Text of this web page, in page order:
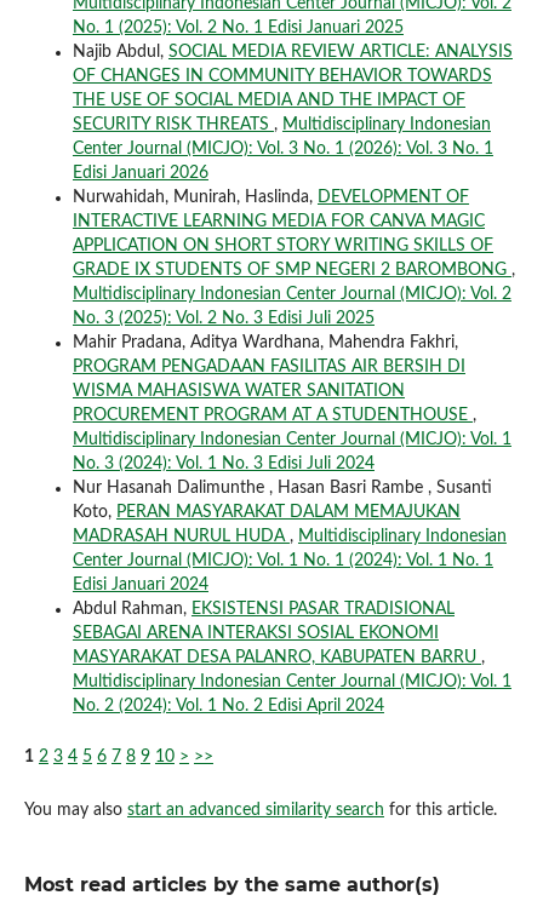
No. 1 (2025): Vol. 2 No. 1 Edisi Januari 2025
Najib Abdul, SOCIAL MEDIA REVIEW ARTICLE: ANALYSIS
OF CHANGES IN COMMUNITY BEHAVIOR TOWARDS
THE USE OF SOCIAL MEDIA AND THE IMPACT OF
SECURITY RISK THREATS , Multidisciplinary Indonesian
Center Journal (MICJO): Vol. 3 No. 1 (2026): Vol. 3 No. 1
Edisi Januari 2026
Nurwahidah, Munirah, Haslinda,
DEVELOPMENT OF
INTERACTIVE LEARNING MEDIA FOR CANVA MAGIC
APPLICATION ON SHORT STORY WRITING SKILLS OF
GRADE IX STUDENTS OF SMP NEGERI 2 BAROMBONG ,
Multidisciplinary Indonesian Center Journal (MICJO): Vol. 2
No. 3 (2025): Vol. 2 No. 3 Edisi Juli 2025
Mahir Pradana, Aditya Wardhana, Mahendra Fakhri,
PROGRAM PENGADAAN FASILITAS AIR BERSIH DI
WISMA MAHASISWA WATER SANITATION
PROCUREMENT PROGRAM AT A STUDENTHOUSE ,
Multidisciplinary Indonesian Center Journal (MICJO): Vol. 1
No. 3 (2024): Vol. 1 No. 3 Edisi Juli 2024
Nur Hasanah Dalimunthe , Hasan Basri Rambe , Susanti
Koto, PERAN MASYARAKAT DALAM MEMAJUKAN
MADRASAH NURUL HUDA , Multidisciplinary Indonesian
Center Journal (MICJO): Vol. 1 No. 1 (2024): Vol. 1 No. 1
Edisi Januari 2024
Abdul Rahman, EKSISTENSI PASAR TRADISIONAL
SEBAGAI ARENA INTERAKSI SOSIAL EKONOMI
MASYARAKAT DESA PALANRO, KABUPATEN BARRU ,
Multidisciplinary Indonesian Center Journal (MICJO): Vol. 1
No. 2 (2024): Vol. 1 No. 2 Edisi April 2024
1 2 3 4 5 6 7 8 9 10 > >>
You may also start an advanced similarity search for this article.
Most read articles by the same author(s)